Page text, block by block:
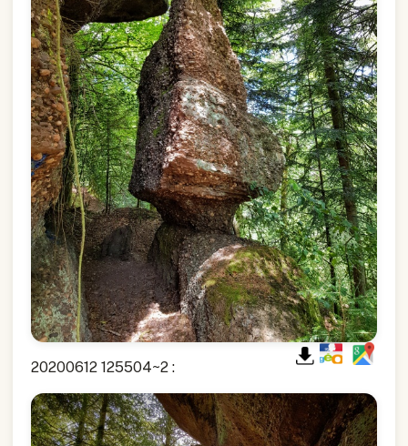
20200612 125504~2 :